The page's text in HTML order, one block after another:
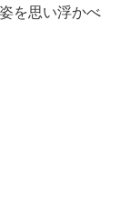
を思い浮かべ